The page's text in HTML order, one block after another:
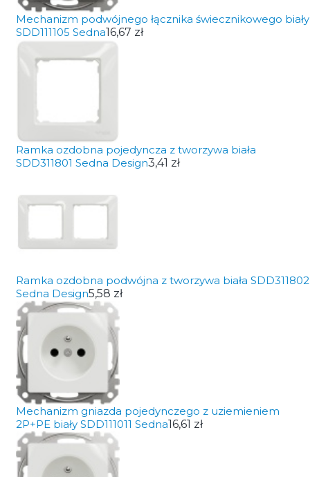
Mechanizm podwójnego łącznika świecznikowego biały
SDD111105 Sedna16,67 zł
Ramka ozdobna pojedyncza z tworzywa biała
SDD311801 Sedna Design3,41 zł
Ramka ozdobna podwójna z tworzywa biała SDD311802
Sedna Design5,58 zł
Mechanizm gniazda pojedynczego z uziemieniem
2P+PE biały SDD111011 Sedna16,61 zł